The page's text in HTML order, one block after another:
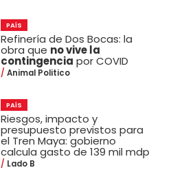
PAÍS
Refinería de Dos Bocas: la
obra que no vive la
contingencia por COVID
Animal Politico
PAÍS
Riesgos, impacto y
presupuesto previstos para
el Tren Maya: gobierno
calcula gasto de 139 mil mdp
Lado B